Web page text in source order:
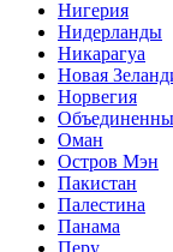
Нигерия
Нидерланды
Никарагуа
Новая
Норвегия
Оман
Остров Мэн
Пакистан
Палестина
Панама
Перу